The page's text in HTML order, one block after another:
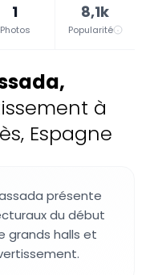
1
Photos
8,1k
Popularité
,
à
Espagne
présente
du début
grands halls et